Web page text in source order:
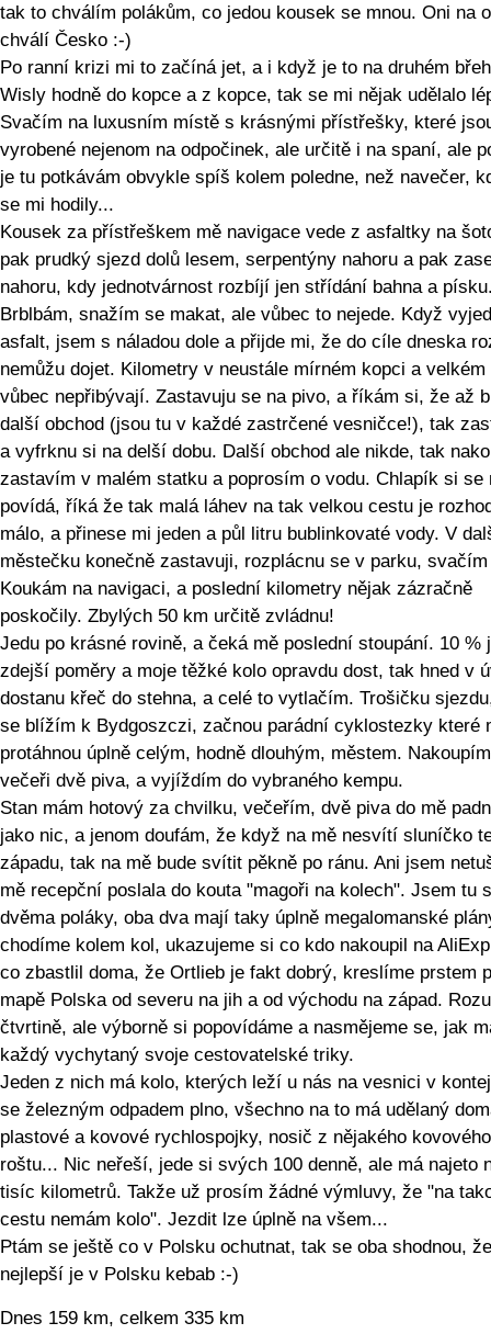
tak to chválím polákům, co jedou kousek se mnou. Oni na
chválí Česko :-)
Po ranní krizi mi to začíná jet, a i když je to na druhém
Wisly hodně do kopce a z kopce, tak se mi nějak udělalo
Svačím na luxusním místě s krásnými přístřešky, které
vyrobené nejenom na odpočinek, ale určitě i na spaní, ale
je tu potkávám obvykle spíš kolem poledne, než navečer,
se mi hodily...
Kousek za přístřeškem mě navigace vede z asfaltky na
pak prudký sjezd dolů lesem, serpentýny nahoru a pak
nahoru, kdy jednotvárnost rozbíjí jen střídání bahna a
Brblbám, snažím se makat, ale vůbec to nejede. Když
asfalt, jsem s náladou dole a přijde mi, že do cíle dneska
nemůžu dojet. Kilometry v neustále mírném kopci a velkém
vůbec nepřibývají. Zastavuju se na pivo, a říkám si, že až
další obchod (jsou tu v každé zastrčené vesničce!), tak
a vyfrknu si na delší dobu. Další obchod ale nikde, tak
zastavím v malém statku a poprosím o vodu. Chlapík si se
povídá, říká že tak malá láhev na tak velkou cestu je
málo, a přinese mi jeden a půl litru bublinkovaté vody. V
městečku konečně zastavuji, rozplácnu se v parku,
Koukám na navigaci, a poslední kilometry nějak zázračně
poskočily. Zbylých 50 km určitě zvládnu!
Jedu po krásné rovině, a čeká mě poslední stoupání. 10 %
zdejší poměry a moje těžké kolo opravdu dost, tak hned v
dostanu křeč do stehna, a celé to vytlačím. Trošičku
se blížím k Bydgoszczi, začnou parádní cyklostezky které
protáhnou úplně celým, hodně dlouhým, městem.
večeři dvě piva, a vyjíždím do vybraného kempu.
Stan mám hotový za chvilku, večeřím, dvě piva do mě
jako nic, a jenom doufám, že když na mě nesvítí sluníčko
západu, tak na mě bude svítit pěkně po ránu. Ani jsem
mě recepční poslala do kouta "magoři na kolech". Jsem tu
dvěma poláky, oba dva mají taky úplně megalomanské
chodíme kolem kol, ukazujeme si co kdo nakoupil na
co zbastlil doma, že Ortlieb je fakt dobrý, kreslíme prstem
mapě Polska od severu na jih a od východu na západ.
čtvrtině, ale výborně si popovídáme a nasmějeme se, jak
každý vychytaný svoje cestovatelské triky.
Jeden z nich má kolo, kterých leží u nás na vesnici v
se železným odpadem plno, všechno na to má udělaný
plastové a kovové rychlospojky, nosič z nějakého kovového
roštu... Nic neřeší, jede si svých 100 denně, ale má najeto
tisíc kilometrů. Takže už prosím žádné výmluvy, že "na
cestu nemám kolo". Jezdit lze úplně na všem...
Ptám se ještě co v Polsku ochutnat, tak se oba shodnou, že
nejlepší je v Polsku kebab :-)
Dnes 159 km, celkem 335 km